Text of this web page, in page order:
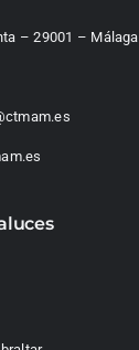
– 29001 – Málaga